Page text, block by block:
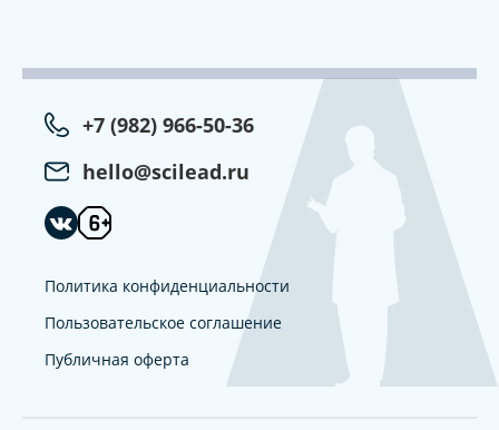
+7 (982) 966-50-36
hello@scilead.ru
Политика конфиденциальности
Пользовательское соглашение
Публичная оферта